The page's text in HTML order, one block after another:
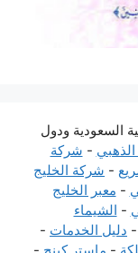
السعودية ودول
- شركة
- شركة الخليج
- معبر الخليج
- الشيماء
- دليل الخدمات -